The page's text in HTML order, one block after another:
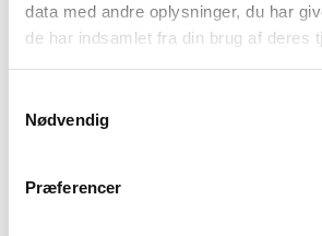
data med andre oplysninger, du har
de har indsamlet fra din brug af deres
Nødvendig
Præferencer
Room Holstebro Udført arbejde:
visioner. Målet er altid at skabe